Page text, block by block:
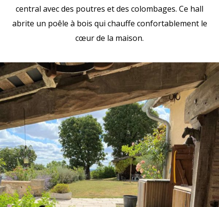
central avec des poutres et des colombages. Ce hall
abrite un poêle à bois qui chauffe confortablement le
cœur de la maison.